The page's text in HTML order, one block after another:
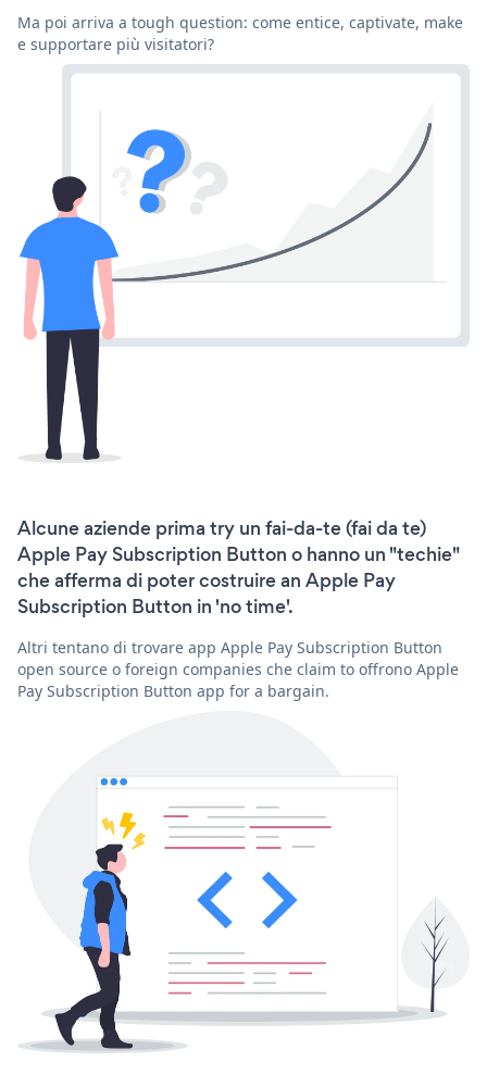
Ma poi arriva a tough question: come entice, captivate, make
e supportare più visitatori?
Alcune aziende prima try un fai-da-te (fai da te)
Apple Pay Subscription Button o hanno un "techie"
che afferma di poter costruire an Apple Pay
Subscription Button in 'no time'.
Altri tentano di trovare app Apple Pay Subscription Button
open source o foreign companies che claim to offrono Apple
Pay Subscription Button app for a bargain.